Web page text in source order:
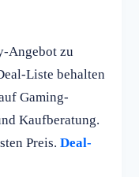
Angebot zu
Liste behalten
Gaming-
Kaufberatung.
Preis. Deal-